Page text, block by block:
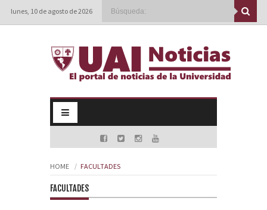
lunes, 10 de agosto de 2026
HOME FACULTADES
FACULTADES